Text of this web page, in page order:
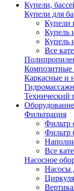
Купели,
Купели для
Купели
Купель
Купель
Все
Композитные
Каркасные и
Технический
Фильтрация
Фильтр
Фильтр
Все
Насосное
Насосы